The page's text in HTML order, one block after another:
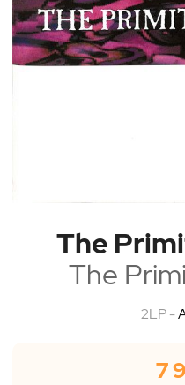
The
The
2LP -
7